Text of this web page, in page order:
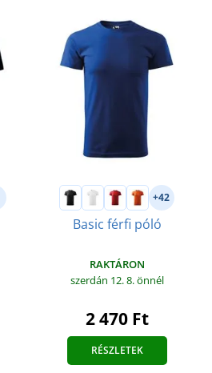
+42
Basic férfi póló
RAKTÁRON
szerdán 12. 8.önnél
2 470 Ft
RÉSZLETEK